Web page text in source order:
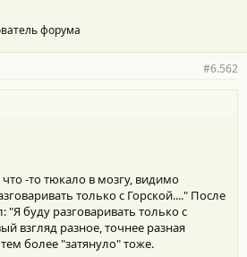
форума
#6.562
-то тюкало в мозгу, видимо
только с Горской...." После
"Я буду разговаривать только с
взгляд разное, точнее разная
более "затянуло" тоже.